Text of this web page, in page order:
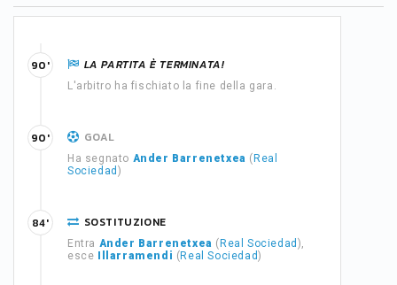
LA PARTITA È TERMINATA!
L'arbitro ha fischiato la fine della gara.
90'
GOAL
Ha segnato Ander Barrenetxea ( Real
Sociedad )
90'
SOSTITUZIONE
Entra Ander Barrenetxea ( Real Sociedad ),
esce
Illarramendi ( Real Sociedad)
84'